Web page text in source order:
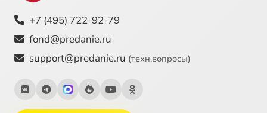
+7 (495) 722-92-79
fond@predanie.ru
support@predanie.ru (техн.вопросы)